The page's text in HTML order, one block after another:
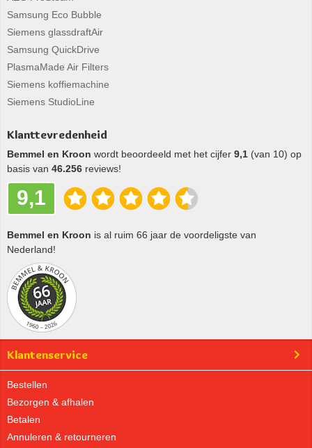
Samsung Eco Bubble
Siemens glassdraftAir
Samsung QuickDrive
PlasmaMade Air Filters
Siemens koffiemachine
Siemens StudioLine
Klanttevredenheid
Bemmel en Kroon wordt beoordeeld met het cijfer 9,1 (van 10) op
basis van 46.256 reviews!
9,1
Bemmel en Kroon is al ruim 66 jaar de voordeligste van
Nederland!
Klantenservice
Bestellen
Bezorgen & afhalen
Betalen
Annuleren & retourneren